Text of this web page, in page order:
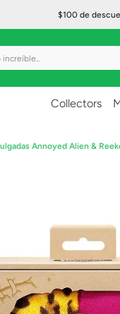
$100 de
increíble...
Collectors
Annoyed Alien &